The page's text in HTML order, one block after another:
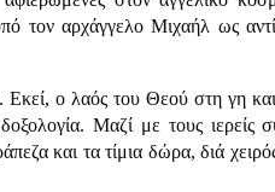
τον αρχάγγελο Μιχαήλ ως
ο λαός του Θεού στη γη
Μαζί με τους ιερείς
και τα τίμια δώρα, διά